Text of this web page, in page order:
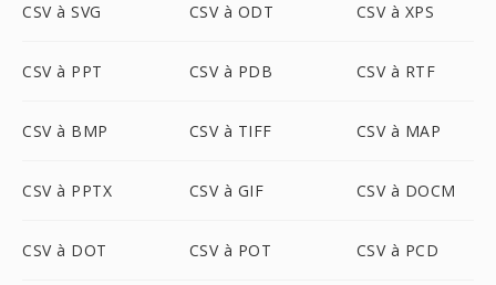
CSV à SVG CSV à ODT CSV à XPS
CSV à PPT CSV à PDB CSV à RTF
CSV à BMP CSV à TIFF CSV à MAP
CSV à PPTX CSV à GIF CSV à DOCM
CSV à DOT CSV à POT CSV à PCD